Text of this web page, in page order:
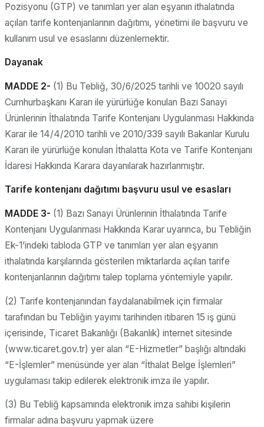
Pozisyonu (GTP) ve tanımları yer alan eşyanın ithalatında
açılan tarife kontenjanlarının dağıtımı, yönetimi ile başvuru ve
kullanım usul ve esaslarını düzenlemektir.
Dayanak
MADDE 2- (1) Bu Tebliğ, 30/6/2025 tarihli ve 10020 sayılı
Cumhurbaşkanı Kararı ile yürürlüğe konulan Bazı Sanayi
Ürünlerinin İthalatında Tarife Kontenjanı Uygulanması Hakkında
Karar ile 14/4/2010 tarihli ve 2010/339 sayılı Bakanlar Kurulu
Kararı ile yürürlüğe konulan İthalatta Kota ve Tarife Kontenjanı
İdaresi Hakkında Karara dayanılarak hazırlanmıştır.
Tarife kontenjanı dağıtımı başvuru usul ve esasları
MADDE 3- (1) Bazı Sanayi Ürünlerinin İthalatında Tarife
Kontenjanı Uygulanması Hakkında Karar uyarınca, bu Tebliğin
Ek-1’indeki tabloda GTP ve tanımları yer alan eşyanın
ithalatında karşılarında gösterilen miktarlarda açılan tarife
kontenjanlarının dağıtımı talep toplama yöntemiyle yapılır.
(2) Tarife kontenjanından faydalanabilmek için firmalar
tarafından bu Tebliğin yayımı tarihinden itibaren 15 iş günü
içerisinde, Ticaret Bakanlığı (Bakanlık) internet sitesinde
(www.ticaret.gov.tr) yer alan “E-Hizmetler” başlığı altındaki
“E-İşlemler” menüsünde yer alan “İthalat Belge İşlemleri”
uygulaması takip edilerek elektronik imza ile yapılır.
(3) Bu Tebliğ kapsamında elektronik imza sahibi kişilerin
firmalar adına başvuru yapmak üzere